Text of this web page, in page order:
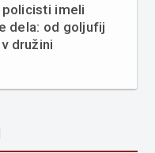
imeli
dela: od goljufij
družini